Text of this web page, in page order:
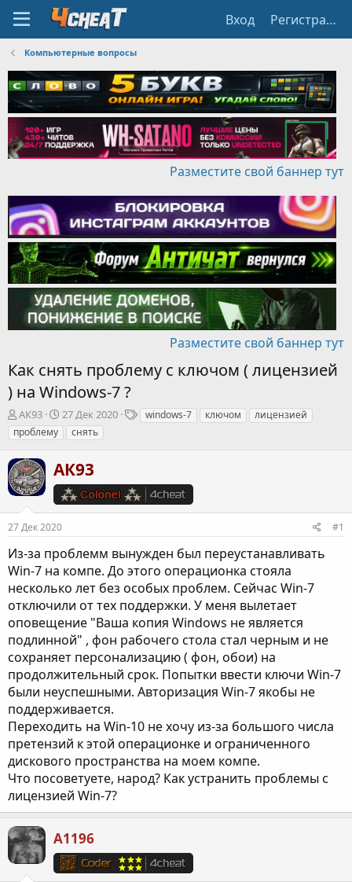
Вход Регистрация
Компьютерные вопросы
Разместите свой баннер тут
Разместите свой баннер тут
Как снять проблему с ключом ( лицензией
) на Windows-7 ?
А
в
т
о
р
т
е
м
ы
АК93
Д
а
т
н
а
ч
а
л
27 Дек 2020
Тwindows-7 ключом
лицензией
проблему
снять
АК93
27 Дек 2020 #1
Из-за проблемм вынужден был переустанавливать
Win-7 на компе. До этого операционка стояла
несколько лет без особых проблем. Сейчас Win-7
отключили от тех поддержки. У меня вылетает
оповещение "Ваша копия Windows не является
подлинной" , фон рабочего стола стал черным и не
сохраняет персонализацию ( фон, обои) на
продолжительный срок. Попытки ввести ключи Win-7
были неуспешными. Авторизация Win-7 якобы не
поддерживается.
Переходить на Win-10 не хочу из-за большого числа
претензий к этой операционке и ограниченного
дискового пространства на моем компе.
Что посоветуете, народ? Как устранить проблемы с
лицензией Win-7?
A1196